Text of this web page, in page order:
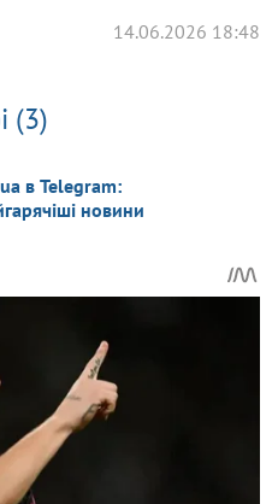
14.06.2026 18:48
(3)
в Telegram:
новини